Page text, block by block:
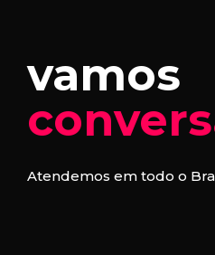
vamos
Atendemos em todo o